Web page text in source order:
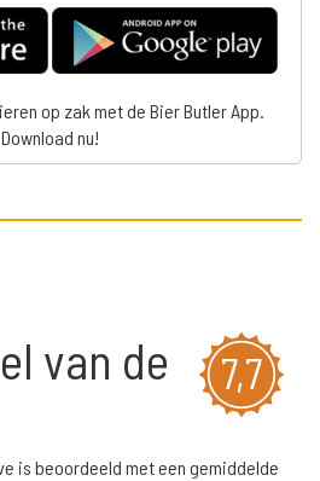
op zak met de Bier Butler App.
Download nu!
7,7
van de
is beoordeeld met een gemiddelde